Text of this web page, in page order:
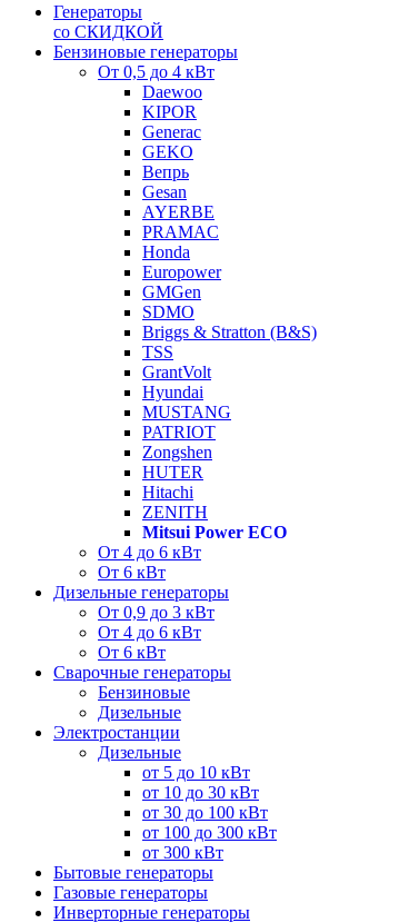
Генераторы
со СКИДКОЙ
Бензиновые генераторы
От 0,5 до 4 кВт
Daewoo
KIPOR
Generac
GEKO
Вепрь
Gesan
AYERBE
PRAMAC
Honda
Europower
GMGen
SDMO
Briggs & Stratton (B&S)
TSS
GrantVolt
Hyundai
MUSTANG
PATRIOT
Zongshen
HUTER
Hitachi
ZENITH
Mitsui Power ECO
От 4 до 6 кВт
От 6 кВт
Дизельные генераторы
От 0,9 до 3 кВт
От 4 до 6 кВт
От 6 кВт
Сварочные генераторы
Бензиновые
Дизельные
Электростанции
Дизельные
от 5 до 10 кВт
от 10 до 30 кВт
от 30 до 100 кВт
от 100 до 300 кВт
от 300 кВт
Бытовые генераторы
Газовые генераторы
Инверторные генераторы